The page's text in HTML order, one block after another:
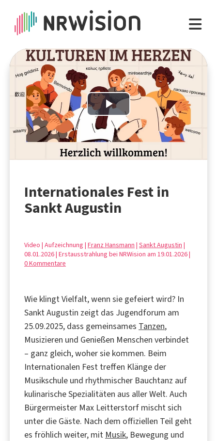
Play
Video
Internationales Fest in
Sankt Augustin
Video | Aufzeichnung | Franz Hansmann | Sankt Augustin |
08.01.2026 | Erstausstrahlung bei NRWision am 19.01.2026 |
0 Kommentare
Wie klingt Vielfalt, wenn sie gefeiert wird? In
Sankt Augustin zeigt das Jugendforum am
25.09.2025, dass gemeinsames Tanzen,
Musizieren und Genießen Menschen verbindet
– ganz gleich, woher sie kommen. Beim
Internationalen Fest treffen Klänge der
Musikschule und rhythmischer Bauchtanz auf
kulinarische Spezialitäten aus aller Welt. Auch
Bürgermeister Max Leitterstorf mischt sich
unter die Gäste. Nach dem offiziellen Teil geht
es fröhlich weiter, mit Musik, Bewegung und